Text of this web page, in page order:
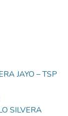
JAYO – TSP
SILVERA